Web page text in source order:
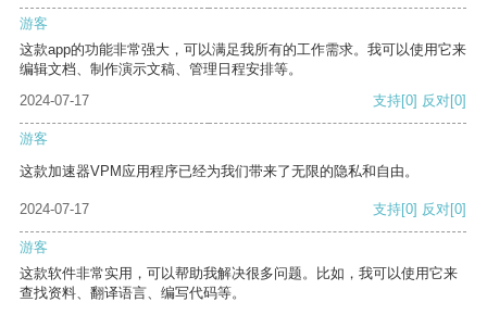
游客
这款app的功能非常强大，可以满足我所有的工作需求。我可以使用它来
编辑文档、制作演示文稿、管理日程安排等。
2024-07-17
支持[0] 反对[0]
游客
这款加速器VPM应用程序已经为我们带来了无限的隐私和自由。
2024-07-17 支持[0] 反对[0]
游客
这款软件非常实用，可以帮助我解决很多问题。比如，我可以使用它来
查找资料、翻译语言、编写代码等。